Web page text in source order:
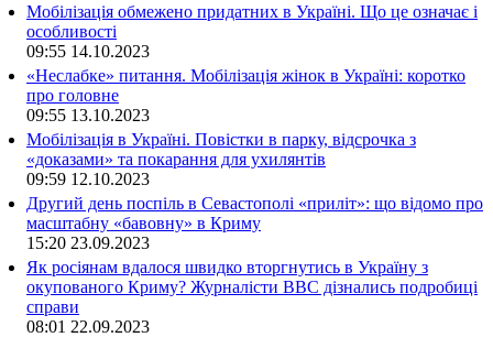
Мобілізація обмежено придатних в Україні. Що це означає і
особливості
09:55 14.10.2023
«Неслабке» питання. Мобілізація жінок в Україні: коротко
про головне
09:55 13.10.2023
Мобілізація в Україні. Повістки в парку, відсрочка з
«доказами» та покарання для ухилянтів
09:59 12.10.2023
Другий день поспіль в Севастополі «приліт»: що відомо про
масштабну «бавовну» в Криму
15:20 23.09.2023
Як росіянам вдалося швидко вторгнутись в Україну з
окупованого Криму? Журналісти ВВС дізнались подробиці
справи
08:01 22.09.2023